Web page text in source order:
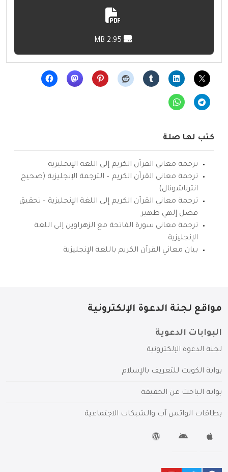
كتب لها صلة
ترجمة معاني القرآن الكريم إلى اللغة الإنجليزية
ترجمة معاني القرآن الكريم – الترجمة الإنجليزية (صحيح
انترناشونال)
ترجمة معاني القرآن الكريم إلى اللغة الإنجليزية – تحقيق
فضل إلهي ظهير
ترجمة معاني سورة الفاتحة مع الزهراوين إلى اللغة
الإنجليزية
بيان معاني القرآن الكريم باللغة الإنجليزية
مواقع لجنة الدعوة الإلكترونية
البوابات الدعوية
لجنة الدعوة الإلكترونية
بوابة الكويت للتعريف بالإسلام
بوابة الباحث عن الحقيقة
بطاقات الواتس آب والشبكات الاجتماعية